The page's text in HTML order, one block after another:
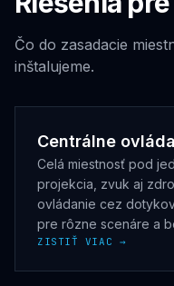
Čo do zasadacie
inštalujeme.
Centrálne
Celá miestnosť pod
projekcia, zvuk aj
ovládanie cez
pre rôzne scenáre a
ZISTIŤ VIAC →